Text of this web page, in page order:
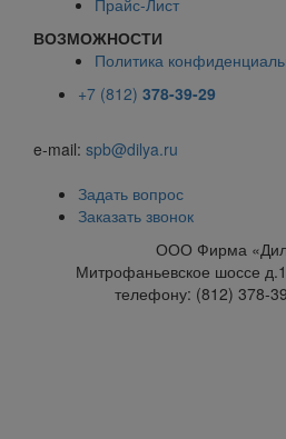
Прайс-Лист
ВОЗМОЖНОСТИ
Политика
+7 (812) 378-39-29
e-mail: spb@dilya.ru
Задать вопрос
Заказать звонок
ООО Фирма
Митрофаньевское шоссе
телефону: (812) 378-